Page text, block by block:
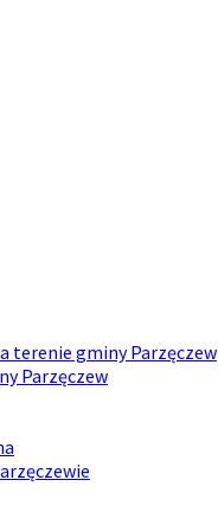
terenie gminy Parzęczew
Parzęczew